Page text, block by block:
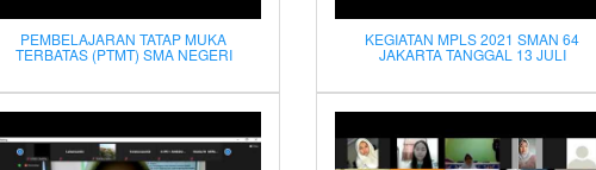
PEMBELAJARAN TATAP MUKA
TERBATAS (PTMT) SMA NEGERI
KEGIATAN MPLS 2021 SMAN 64
JAKARTA TANGGAL 13 JULI